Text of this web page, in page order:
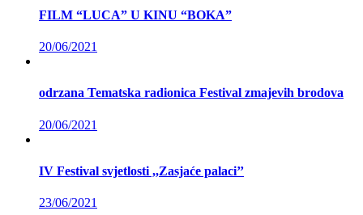
FILM “LUCA” U KINU “BOKA”
20/06/2021
odrzana Tematska radionica Festival zmajevih brodova
20/06/2021
IV Festival svjetlosti ,,Zasjaće palaci’’
23/06/2021